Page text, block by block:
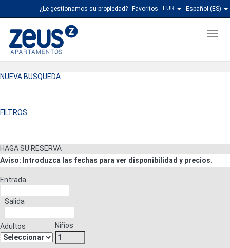
Español (ES)
EUR
Favoritos
¿Le gestionamos su propiedad?
Menu
NUEVA BUSQUEDA
FILTROS
HAGA SU RESERVA
Aviso: Introduzca las fechas para ver disponibilidad y precios.
Entrada
Salida
Adultos Niños